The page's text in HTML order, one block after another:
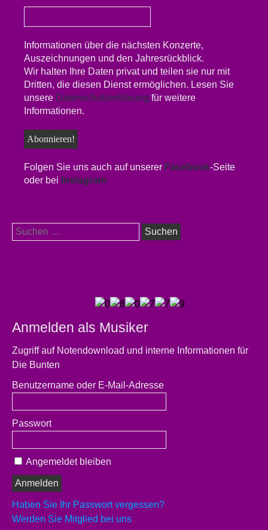
Informationen über die nächsten Konzerte,
Auszeichnungen und den Jahresrückblick.
Wir halten Ihre Daten privat und teilen sie nur mit
Dritten, die diesen Dienst ermöglichen. Lesen Sie
unsere Datenschutzerklärung für weitere
Informationen.
Folgen Sie uns auch auf unserer Facebook-Seite
oder bei Instagram
Suchen
nach:
Anmelden als Musiker
Zugriff auf Notendownload und interne Informationen für
Die Bunten
Benutzername oder E-Mail-Adresse
Passwort
Angemeldet bleiben
Haben Sie Ihr Passwort vergessen?
Werden Sie Mitglied bei uns